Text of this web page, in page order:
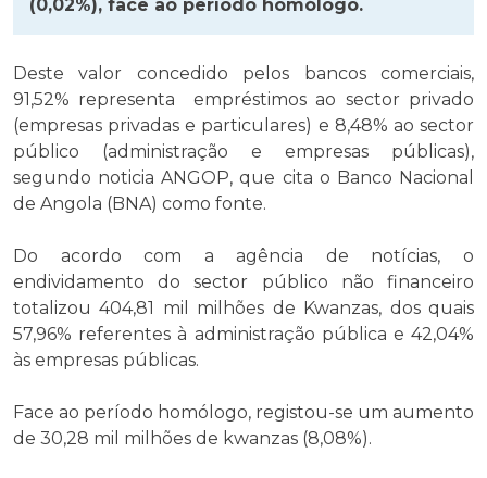
(0,02%), face ao período homólogo.
Deste valor concedido pelos bancos comerciais,
91,52% representa empréstimos ao sector privado
(empresas privadas e particulares) e 8,48% ao sector
público (administração e empresas públicas),
segundo noticia ANGOP, que cita o Banco Nacional
de Angola (BNA) como fonte.
Do acordo com a agência de notícias, o
endividamento do sector público não financeiro
totalizou 404,81 mil milhões de Kwanzas, dos quais
57,96% referentes à administração pública e 42,04%
às empresas públicas.
Face ao período homólogo, registou-se um aumento
de 30,28 mil milhões de kwanzas (8,08%).